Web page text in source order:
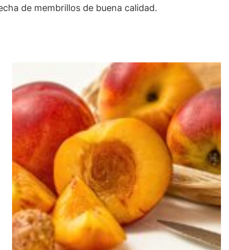
de membrillos de buena calidad.